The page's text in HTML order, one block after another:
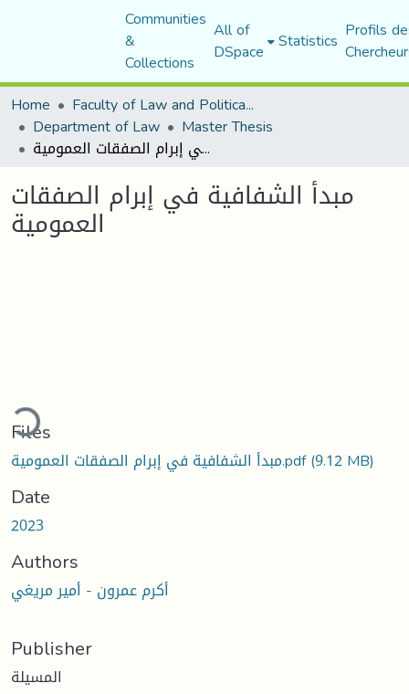
Communities
&
Collections
All of
DSpace Statistics Profils
Home
Faculty of Law and Political Science
Department of Law Master Thesis
مبدأ الشفافية في إبرام الصفقات العمومية
مبدأ الشفافية في إبرام الصفقات
العمومية
Loading...
Files
مبدأ الشفافية في إبرام الصفقات العمومية.pdf(9.12 MB)
Date
2023
Authors
أكرم عمرون - أمير مريغي
Publisher
المسيلة